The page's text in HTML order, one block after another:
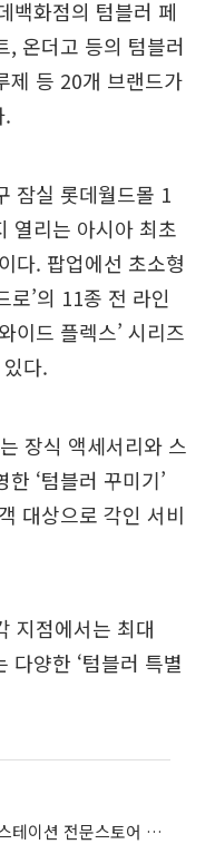
백화점의 텀블러 페
, 온더고 등의 텀블러
제 등 20개 브랜드가
.
잠실 롯데월드몰 1
열리는 아시아 최초
다. 팝업에선 초소형
’의 11종 전 라인
이드 플렉스’ 시리즈
다.
장식 액세서리와 스
‘텀블러 꾸미기’
대상으로 각인 서비
지점에서는 최대
다양한 ‘텀블러 특별
롯데백화점, 잠실 월드몰에 플레이스테이션 전문스토어 선봬